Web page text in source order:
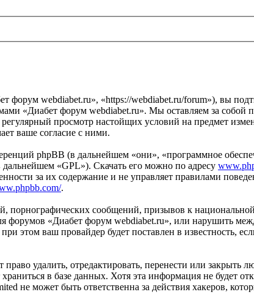
webdiabet.ru», «https://webdiabet.ru/forum»), вы
«Диабет форум webdiabet.ru». Мы оставляем за собой
просмотр настойщих условий на предмет
ваше согласие с ними.
phpBB (в дальнейшем «они», «программное
дальнейшем «GPL»). Скачать его можно по адресу
за их содержание и не управляет правилами
.
порнографических сообщений, призывов к
форумов «Диабет форум webdiabet.ru», или нарушить
этом ваш провайдер будет поставлен в известность,
удалить, отредактировать, перенести или закрыть
в базе данных. Хотя эта информация не будет
не может быть ответственна за действия хакеров,